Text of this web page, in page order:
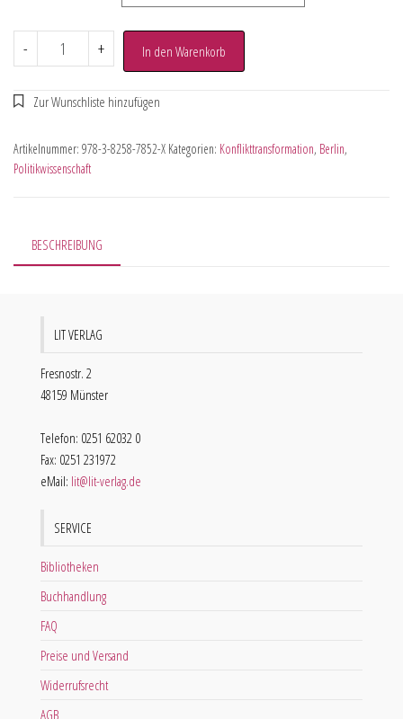
- + In den Warenkorb
Artikelnummer: 978-3-8258-7852-X Kategorien: Konflikttransformation, Berlin,
Politikwissenschaft
BESCHREIBUNG
LIT VERLAG
Fresnostr. 2
48159 Münster
Telefon: 0251 62032 0
Fax: 0251 231972
eMail: lit@lit-verlag.de
SERVICE
Bibliotheken
Buchhandlung
FAQ
Preise und Versand
Widerrufsrecht
AGB